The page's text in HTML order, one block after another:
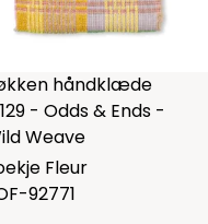
håndklæde
- Odds & Ends -
Weave
Fleur
92771